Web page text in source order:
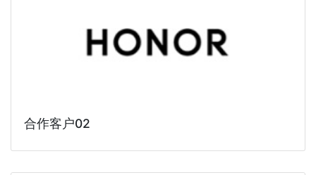
合作客户02